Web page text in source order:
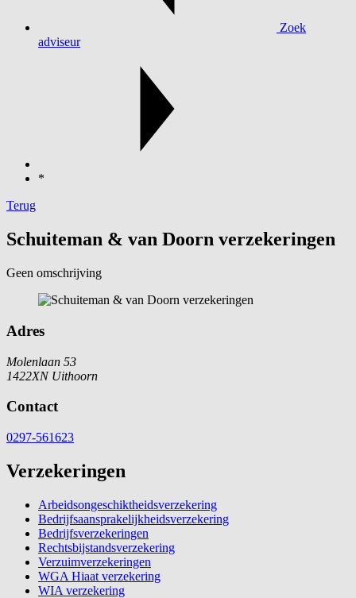
Zoek
adviseur
*
Terug
Schuiteman & van Doorn verzekeringen
Geen omschrijving
Adres
Molenlaan 53
1422XN Uithoorn
Contact
0297-561623
Verzekeringen
Arbeidsongeschiktheidsverzekering
Bedrijfsaansprakelijkheidsverzekering
Bedrijfsverzekeringen
Rechtsbijstandsverzekering
Verzuimverzekeringen
WGA Hiaat verzekering
WIA verzekering